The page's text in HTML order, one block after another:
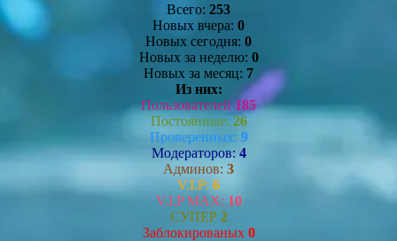
Всего: 253
Новых вчера: 0
Новых сегодня: 0
Новых за неделю: 0
Новых за месяц: 7
Из них:
Пользователей185
Постоянные: 26
Проверенных: 9
Модераторов: 4
Админов: 3
V.I.P: 6
V.I.P MAX: 10
СУПЕР 2
Заблокированых 0